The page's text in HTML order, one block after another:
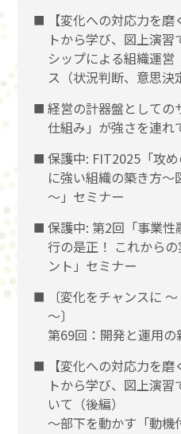
【変化への対応力を
トから学び、図上演
シップによる組織運営
ス（状況判断、意思決
経営の計器盤として
仕組み」が強さを連れ
保護中: FIT2025「攻め
に強い組織の築き方
～」セミナー
保護中: 第2回「事業
行の是正！ これから
ント」セミナー
〔変化をチャンスに
〜〕
第69回：開発と運用の
【変化への対応力を
トから学び、図上演
いて（後編）
〜部下を動かす「動機